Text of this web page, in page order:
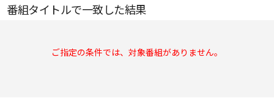
番組タイトルで一致した結果
ご指定の条件では、対象番組がありません。